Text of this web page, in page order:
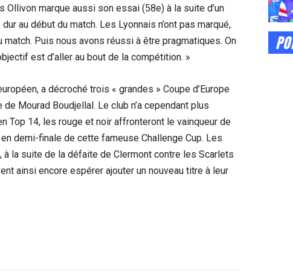
marque aussi son essai (58e) à la suite d’un
au début du match. Les Lyonnais n’ont pas marqué,
Puis nous avons réussi à être pragmatiques. On
est d’aller au bout de la compétition. »
a décroché trois « grandes » Coupe d’Europe
Mourad Boudjellal. Le club n’a cependant plus
Top 14, les rouge et noir affronteront le vainqueur de
demi-finale de cette fameuse Challenge Cup. Les
la suite de la défaite de Clermont contre les Scarlets
ainsi encore espérer ajouter un nouveau titre à leur